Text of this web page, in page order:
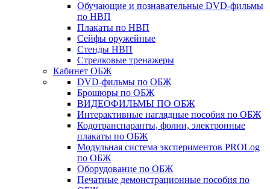
Обучающие и познавательные DVD-фильмы
по НВП
Плакаты по НВП
Сейфы оружейные
Стенды НВП
Стрелковые тренажеры
Кабинет ОБЖ
DVD-фильмы по ОБЖ
Брошюры по ОБЖ
ВИДЕОФИЛЬМЫ ПО ОБЖ
Интерактивные наглядные пособия по ОБЖ
Кодотранспаранты, фолии, электронные
плакаты по ОБЖ
Модульная система экспериментов PROLog
по ОБЖ
Оборудование по ОБЖ
Печатные демонстрационные пособия по